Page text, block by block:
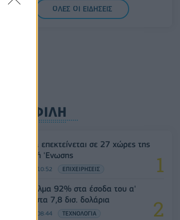
05/08/2026 - 16:26 ΕΛΛΑΔΑ
ΟΛΕΣ ΟΙ ΕΙΔΗΣΕΙΣ
ΔΗΜΟΦΙΛΗ
Η Vendora επεκτείνεται σε 27 χώρες της
Ευρωπαϊκή 'Ενωσης
05/08/2026 - 10:52 ΕΠΙΧΕΙΡΗΣΕΙΣ
SpaceX: Άλμα 92% στα έσοδα του α'
τριμήνου στα 7,8 δισ. δολάρια
05/08/2026 - 08:44 ΤΕΧΝΟΛΟΓΙΑ